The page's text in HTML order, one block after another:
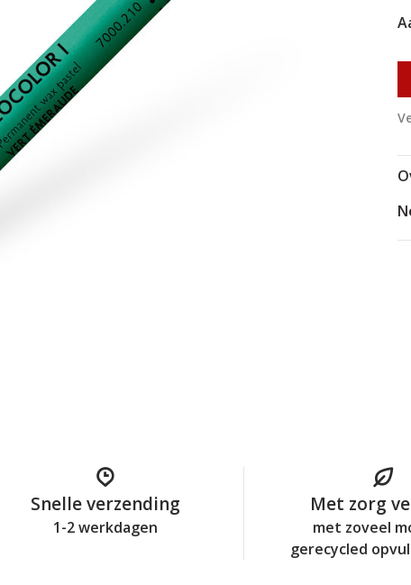
Snelle verzending
1-2 werkdagen
Met zorg
met zoveel
gerecycled